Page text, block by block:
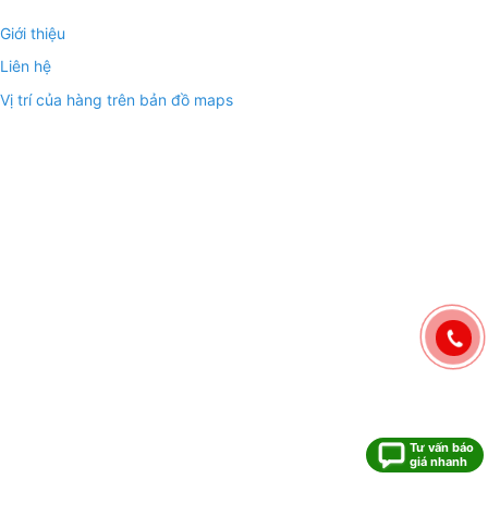
Giới thiệu
Liên hệ
Vị trí của hàng trên bản đồ maps
Tư vấn báo
giá nhanh